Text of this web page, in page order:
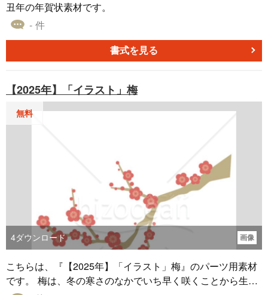
丑年の年賀状素材です。
- 件
書式を見る
【2025年】「イラスト」梅
無料
4ダウンロード 画像
こちらは、『【2025年】「イラスト」梅』のパーツ用素材
です。 梅は、冬の寒さのなかでいち早く咲くことから生命